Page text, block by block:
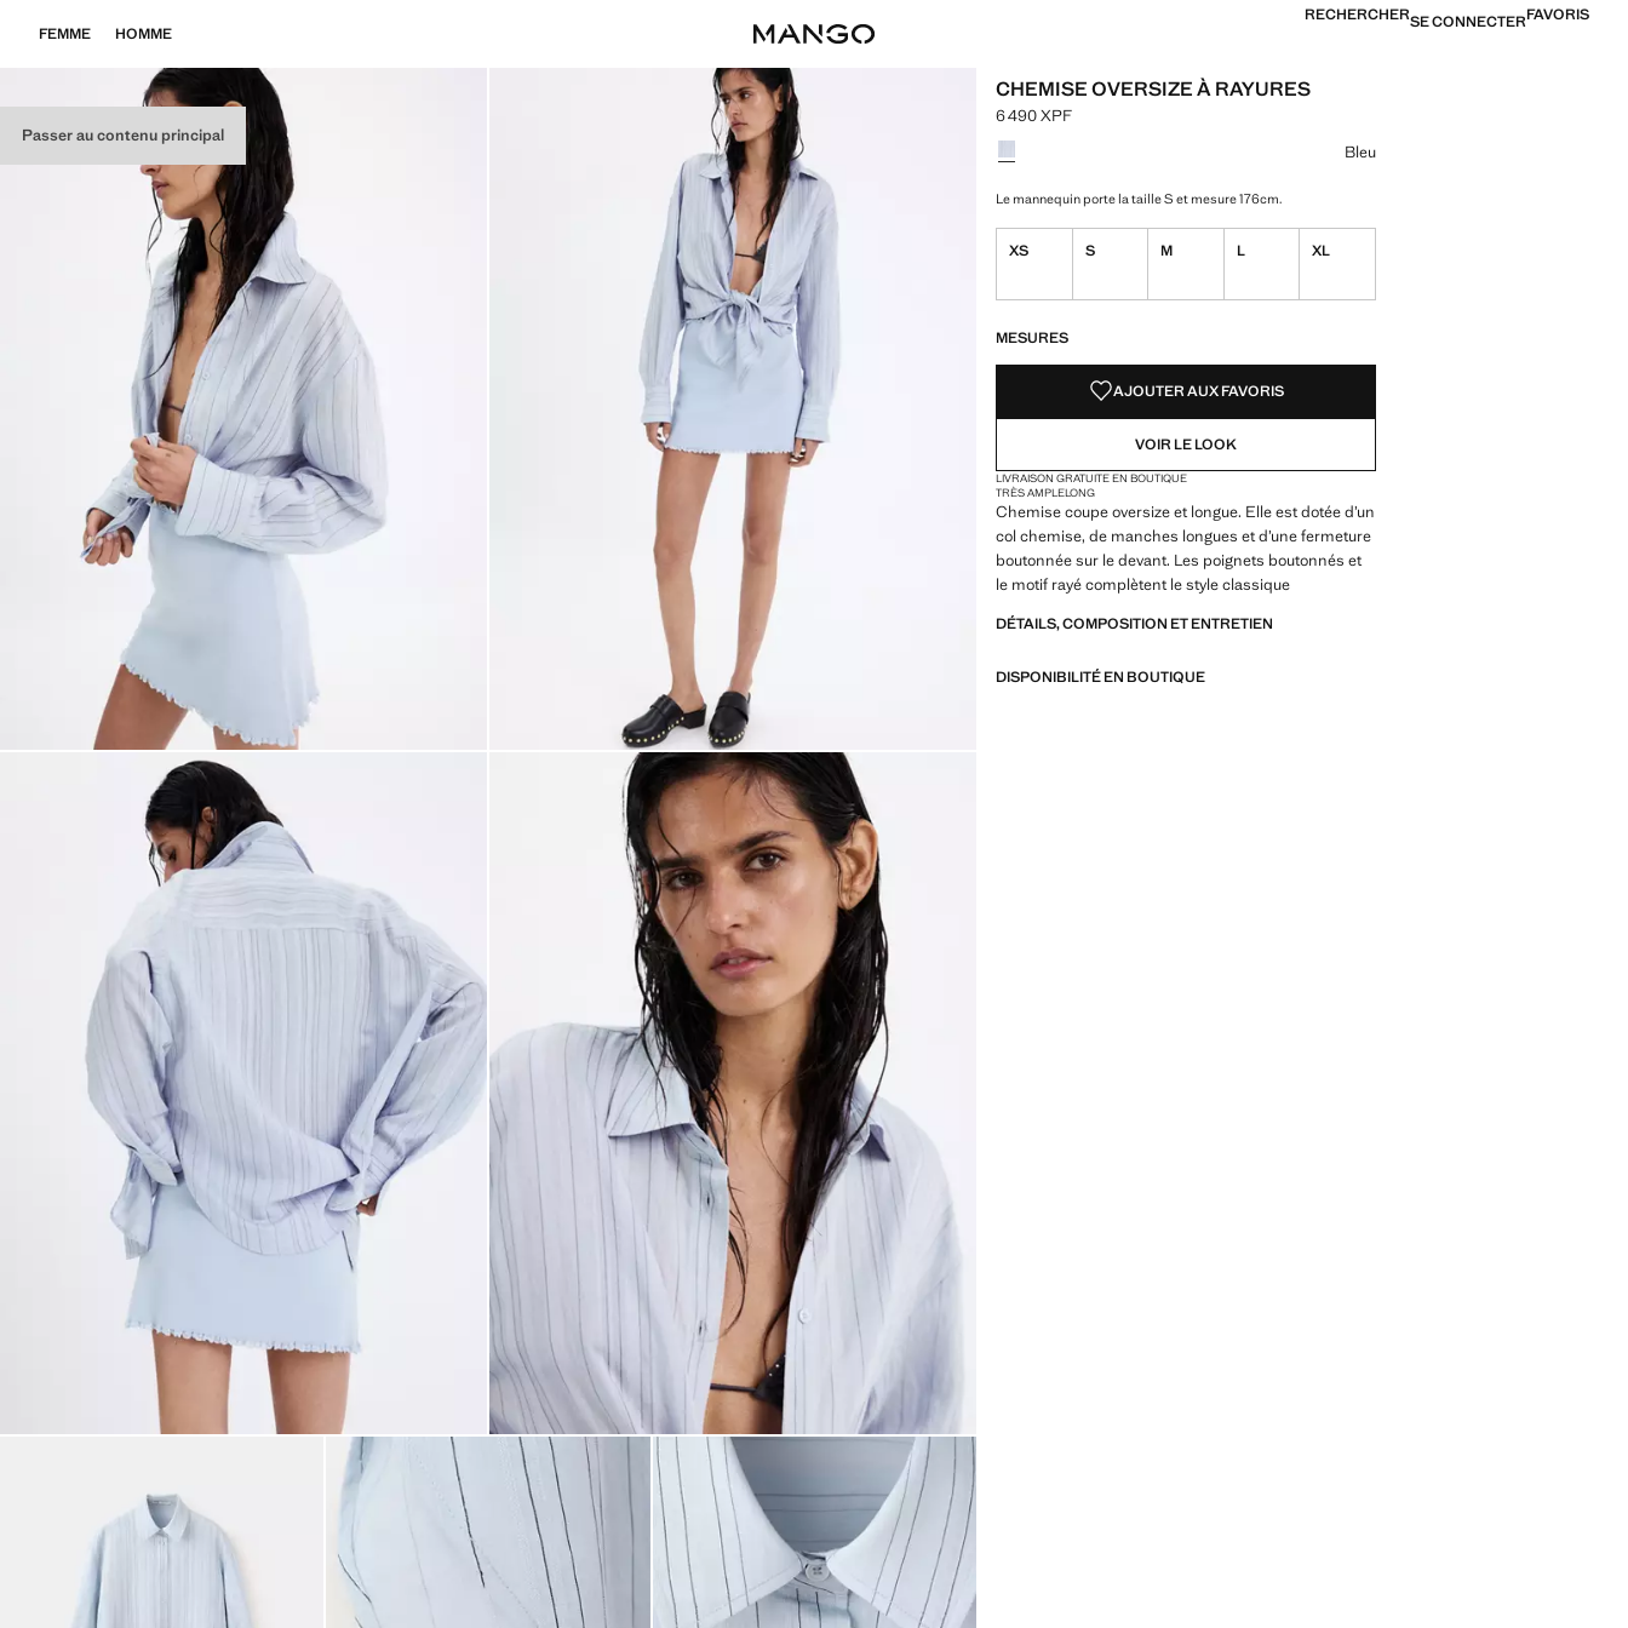
Passer au contenu principal
FEMME HOMME
RECHERCHERSE CONNECTERFAVORIS
CHEMISE OVERSIZE À RAYURES
Prix actuel [6 490 XPF ]
6 490 XPF
Choisissez une couleur
Bleu
Le mannequin porte la taille S et mesure 176cm.
XS S M L XL
MESURES
AJOUTER AUX FAVORIS
VOIR LE LOOK
LIVRAISON GRATUITE EN BOUTIQUE
TRÈS AMPLELONG
Chemise coupe oversize et longue. Elle est dotée d’un
col chemise, de manches longues et d’une fermeture
boutonnée sur le devant. Les poignets boutonnés et
le motif rayé complètent le style classique
DÉTAILS, COMPOSITION ET ENTRETIEN
DISPONIBILITÉ EN BOUTIQUE